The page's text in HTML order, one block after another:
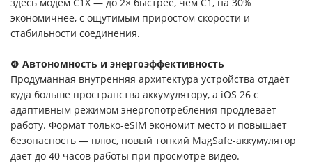
экономичнее, с ощутимым приростом скорости и
стабильности соединения.
❹ Автономность и энергоэффективность
Продуманная внутренняя архитектура устройства отдаёт
куда больше пространства аккумулятору, а iOS 26 с
адаптивным режимом энергопотребления продлевает
работу. Формат только-eSIM экономит место и повышает
безопасность — плюс, новый тонкий MagSafe-аккумулятор
даёт до 40 часов работы при просмотре видео.